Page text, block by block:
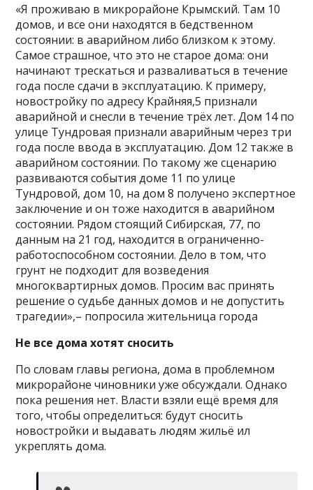
«Я проживаю в микрорайоне Крымский. Там 10
домов, и все они находятся в бедственном
состоянии: в аварийном либо близком к этому.
Самое страшное, что это не старое дома: они
начинают трескаться и разваливаться в течение
года после сдачи в эксплуатацию. К примеру,
новостройку по адресу Крайняя,5 признали
аварийной и снесли в течение трёх лет. Дом 14 по
улице Тундровая признали аварийным через три
года после ввода в эксплуатацию. Дом 12 также в
аварийном состоянии. По такому же сценарию
развиваются события доме 11 по улице
Тундровой, дом 10, на дом 8 получено экспертное
заключение и он тоже находится в аварийном
состоянии. Рядом стоящий Сибирская, 77, по
данным на 21 год, находится в ограниченно-
работоспособном состоянии. Дело в том, что
грунт не подходит для возведения
многоквартирных домов. Просим вас принять
решение о судьбе данных домов и не допустить
трагедии»,– попросила жительница города
Не все дома хотят сносить
По словам главы региона, дома в проблемном
микрорайоне чиновники уже обсуждали. Однако
пока решения нет. Власти взяли ещё время для
того, чтобы определиться: будут сносить
новостройки и выдавать людям жильё ил
укреплять дома.